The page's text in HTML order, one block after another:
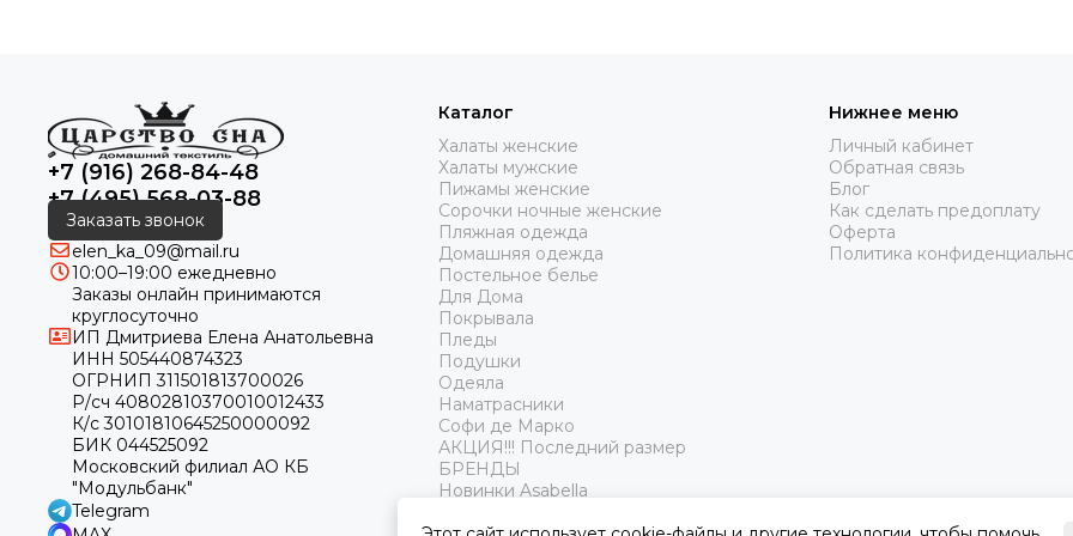
+7 (916) 268-84-48
+7 (495) 568-03-88
Заказать звонок
elen_ka_09@mail.ru
10:00–19:00 ежедневно
Заказы онлайн принимаются
круглосуточно
ИП Дмитриева Елена Анатольевна
ИНН 505440874323
ОГРНИП 311501813700026
Р/сч 40802810370010012433
К/с 30101810645250000092
БИК 044525092
Московский филиал АО КБ
"Модульбанк"
Telegram
Каталог
Халаты женские
Халаты мужские
Пижамы женские
Сорочки ночные женские
Пляжная одежда
Домашняя одежда
Постельное белье
Для Дома
Покрывала
Пледы
Подушки
Одеяла
Наматрасники
Софи де Марко
АКЦИЯ!!! Последний размер
БРЕНДЫ
Новинки Asabella
Нижнее меню
Личный кабинет
Обратная связь
Блог
Как сделать предоплату
Оферта
Политика